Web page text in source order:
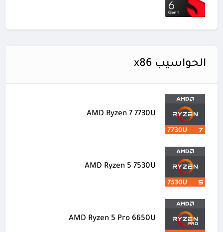
الحواسيب x86
AMD Ryzen 7 7730U
AMD Ryzen 5 7530U
AMD Ryzen 5 Pro 6650U